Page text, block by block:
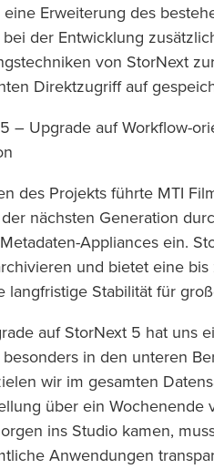
eine Erweiterung des
der Entwicklung
von StorNext
Direktzugriff auf
– Upgrade auf Workflow-
des Projekts führte MTI
nächsten Generation
Appliances ein.
und bietet eine
langfristige Stabilität für
auf StorNext 5 hat uns
in den unteren
wir im gesamten
über ein Wochenende
ins Studio kamen,
Anwendungen